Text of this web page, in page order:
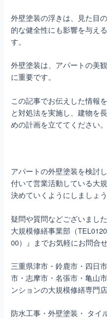
外壁塗装の浮きは、見た目
的な健全性にも影響を与え
す。
外壁塗装は、アパートの美
に重要です。
この記事でお伝えした情報
と対処法を実施し、建物を
めの計画を立ててください。
アパートの外壁塗装を検討
付いて営業活動している大
決めていくようにしましょう
疑問や質問などございまし
大規模修繕事業部（
00）』までお気軽にお問合
三重県津市・鈴鹿市・四日
市・志摩市・名張市・亀山
ンションの大規模修繕専門
防水工事・外壁塗装・ タイ